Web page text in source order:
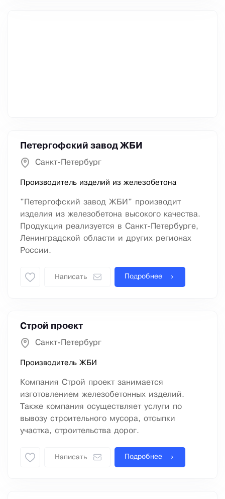
Петергофский завод ЖБИ
Санкт-Петербург
Производитель изделий из железобетона
"Петергофский завод ЖБИ" производит
изделия из железобетона высокого качества.
Продукция реализуется в Санкт-Петербурге,
Ленинградской области и других регионах
России.
Написать Подробнее
Строй проект
Санкт-Петербург
Производитель ЖБИ
Компания Строй проект занимается
изготовлением железобетонных изделий.
Также компания осуществляет услуги по
вывозу строительного мусора, отсыпки
участка, строительства дорог.
Написать Подробнее